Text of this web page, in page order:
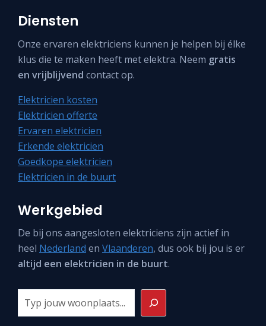
Diensten
Onze ervaren elektriciens kunnen je helpen bij élke
klus die te maken heeft met elektra. Neem gratis
en vrijblijvend contact op.
Elektricien kosten
Elektricien offerte
Ervaren elektricien
Erkende elektricien
Goedkope elektricien
Elektricien in de buurt
Werkgebied
De bij ons aangesloten elektriciens zijn actief in
heel Nederland en Vlaanderen, dus ook bij jou is er
altijd een elektricien in de buurt.
Zoeken